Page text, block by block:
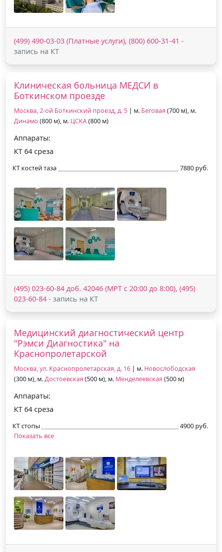
(499) 490-03-03 (Платные услуги), (800) 600-31-41 -
запись на КТ
Клиническая больница МЕДСИ в
Боткинском проезде
Москва, 2-ой Боткинский проезд, д. 5 | м. Беговая (700 м), м.
Динамо (800 м), м. ЦСКА(800 м)
Аппараты:
КТ 64 среза
КТ костей таза 7880 руб.
(495) 023-60-84 доб. 42046 (МРТ с 20:00 до 8:00), (495)
023-60-84 - запись на КТ
Медицинский диагностический центр
"Рэмси Диагностика" на
Краснопролетарской
Москва, ул. Краснопролетарская, д. 16 | м. Новослободская
(300 м), м.Достоевская (500 м), м. Менделеевская (500 м)
Аппараты:
КТ 64 среза
КТ стопы
4900 руб.
Показать все